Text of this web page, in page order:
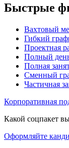
Быстрые
Вахтовый
Гибкий
Проектная
Полный
Полная
Сменный
Частичная
Корпоративная
Какой соцпакет
Оформляйте